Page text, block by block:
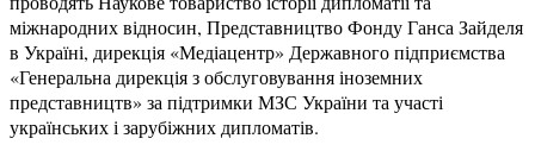
міжнародних відносин, Представництво Фонду Ганса Зайделя
в Україні, дирекція «Медіацентр» Державного підприємства
«Генеральна дирекція з обслуговування іноземних
представництв» за підтримки МЗС України та участі
українських і зарубіжних дипломатів.